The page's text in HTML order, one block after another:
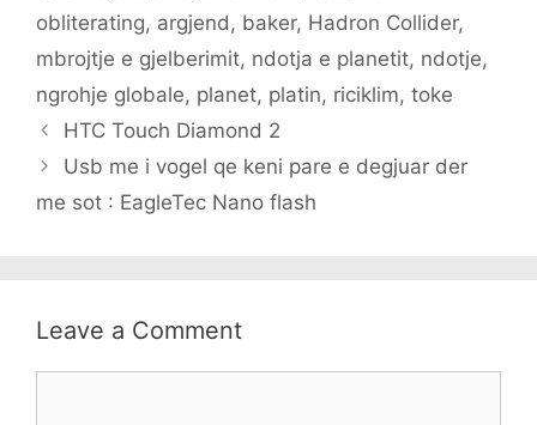
obliterating, argjend , baker, Hadron Collider,
mbrojtje e gjelberimit, ndotja e planetit, ndotje,
ngrohje globale, planet, platin, riciklim, toke
HTC Touch Diamond 2
Usb me i vogel qe keni pare e degjuar der
me sot : EagleTec Nano flash
Leave a Comment